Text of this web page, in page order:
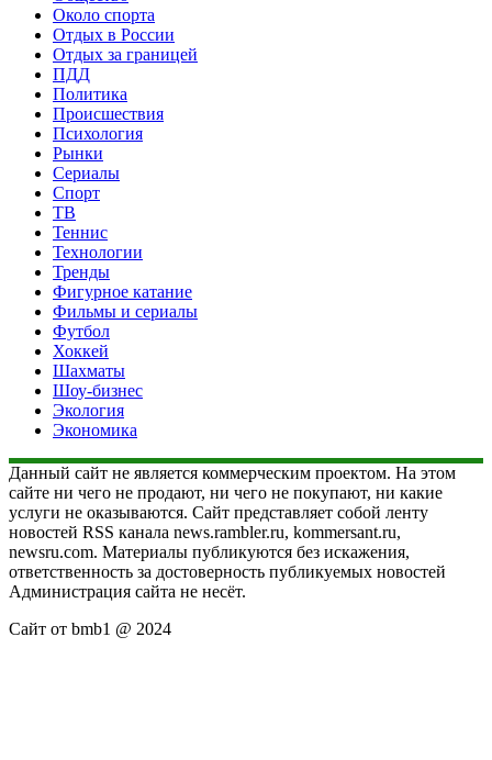
Около спорта
Отдых в России
Отдых за границей
ПДД
Политика
Происшествия
Психология
Рынки
Сериалы
Спорт
ТВ
Теннис
Технологии
Тренды
Фигурное катание
Фильмы и сериалы
Футбол
Хоккей
Шахматы
Шоу-бизнес
Экология
Экономика
Данный сайт не является коммерческим проектом. На этом
сайте ни чего не продают, ни чего не покупают, ни какие
услуги не оказываются. Сайт представляет собой ленту
новостей RSS канала news.rambler.ru, kommersant.ru,
newsru.com. Материалы публикуются без искажения,
ответственность за достоверность публикуемых новостей
Администрация сайта не несёт.
Сайт от bmb1 @ 2024